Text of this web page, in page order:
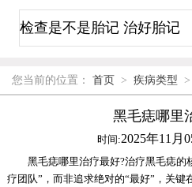
您当前的位置： 首页 > 疾病类型 >
黑毛痣哪里
时间:2025年11月
黑毛痣哪里治疗最好?治疗黑毛痣的
疗团队”，而非追求绝对的“最好”，关